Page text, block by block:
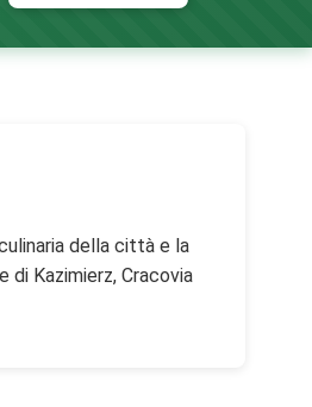
della città e la
Kazimierz, Cracovia